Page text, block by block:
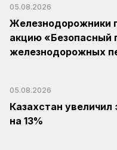
05.08.2026
Железнодорожники
акцию «Безопасный
железнодорожных
05.08.2026
Казахстан увеличил
на 13%